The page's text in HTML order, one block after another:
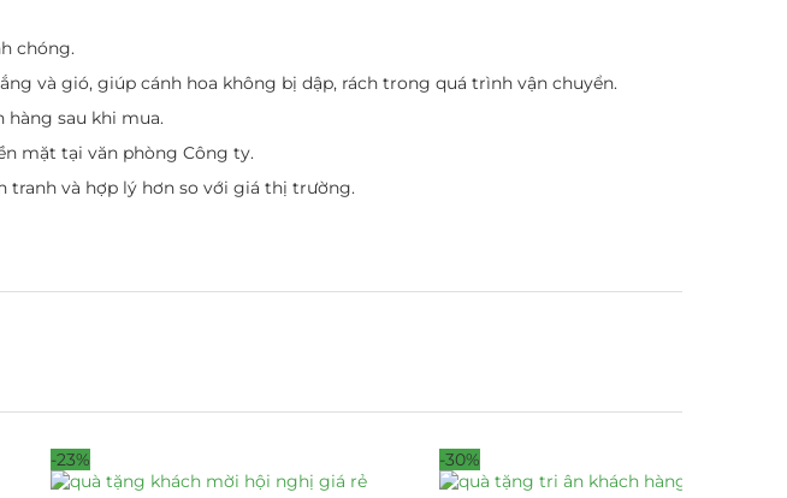
chóng.
và gió, giúp cánh hoa không bị dập, rách trong quá trình vận chuyển.
hàng sau khi mua.
mặt tại văn phòng Công ty.
tranh và hợp lý hơn so với giá thị trường.
-23% -30%